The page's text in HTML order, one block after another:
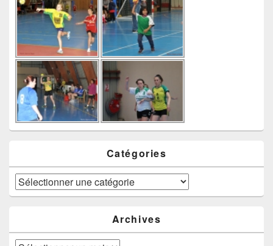
Catégories
Catégories
Archives